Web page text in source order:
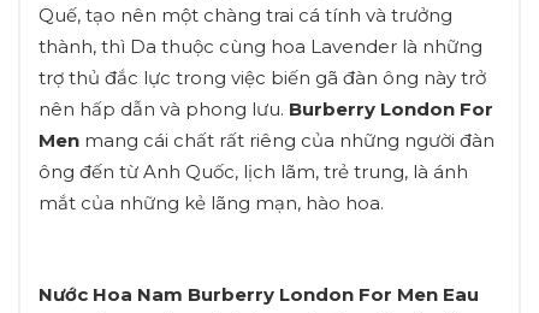
Quế, tạo nên một chàng trai cá tính và trưởng
thành, thì Da thuộc cùng hoa Lavender là những
trợ thủ đắc lực trong việc biến gã đàn ông này trở
nên hấp dẫn và phong lưu. Burberry London For
Men mang cái chất rất riêng của những người đàn
ông đến từ Anh Quốc, lịch lãm, trẻ trung, là ánh
mắt của những kẻ lãng mạn, hào hoa.
Nước Hoa Nam Burberry London For Men Eau